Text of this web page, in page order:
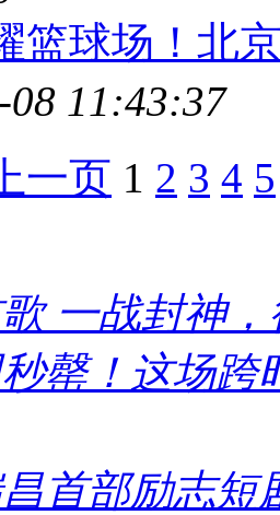
篮球场！北
08 11:43:37
上一页 1 2 3 4 5
一战封神
罄！这场跨
首部励志短